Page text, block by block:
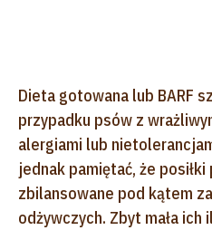
Dieta gotowana lub BARF
przypadku psów z
alergiami lub
jednak pamiętać, że
zbilansowane pod kątem
odżywczych. Zbyt mała